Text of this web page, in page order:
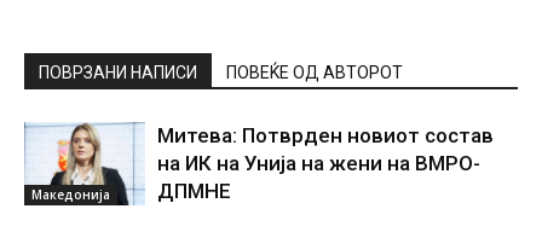
ПОВРЗАНИ НАПИСИ ПОВЕЌЕ ОД АВТОРОТ
Македонија
Митева: Потврден новиот состав
на ИК на Унија на жени на ВМРО-
ДПМНЕ